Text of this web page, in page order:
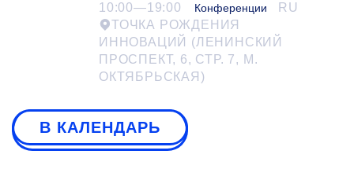
10:00—19:00 Конференции
RU
ТОЧКА РОЖДЕНИЯ
ИННОВАЦИЙ (ЛЕНИНСКИЙ
ПРОСПЕКТ, 6, СТР. 7, М.
ОКТЯБРЬСКАЯ)
В КАЛЕНДАРЬ